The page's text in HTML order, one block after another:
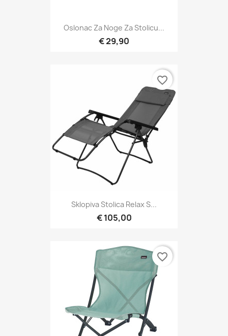
Oslonac Za Noge Za Stolicu...
€ 29,90
Sklopiva Stolica Relax S...
€ 105,00
favorite_border
favorite_border